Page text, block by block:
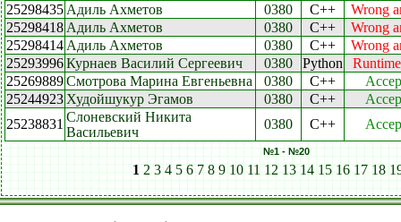
25298435 Адиль Ахметов 0380 C++
Wrong
25298418 Адиль Ахметов 0380 C++
Wrong
25298414 Адиль Ахметов 0380 C++
Wrong
25293996Курнаев Василий Сергеевич 0380 Python
25269889Смотрова Марина Евгеньевна 0380 C++
25244923 Худойшукур Эгамов 0380 C++
25238831 Слоневский Никита
Васильевич
0380 C++
№1 - №20
1 2 3 4 5 6 7 8 9 10 11 12 13 14 15 16 17 18